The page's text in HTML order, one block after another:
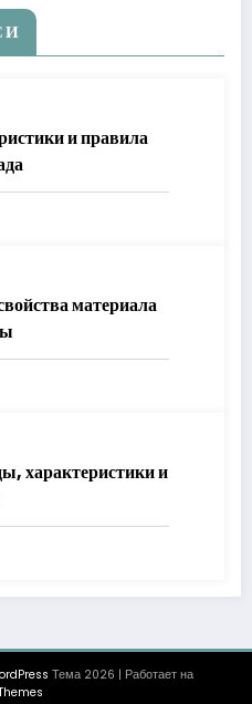
и правила
материала
характеристики и
Тема 2026 | Работает на